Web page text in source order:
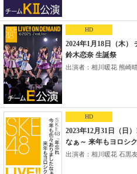
HD
2024年1月18日（木
鈴木恋奈 生誕祭
出演者：相川暖花 熊崎
HD
2023年12月31日（日
なぁ～ 来年もヨロシ
出演者：相川暖花 石黒